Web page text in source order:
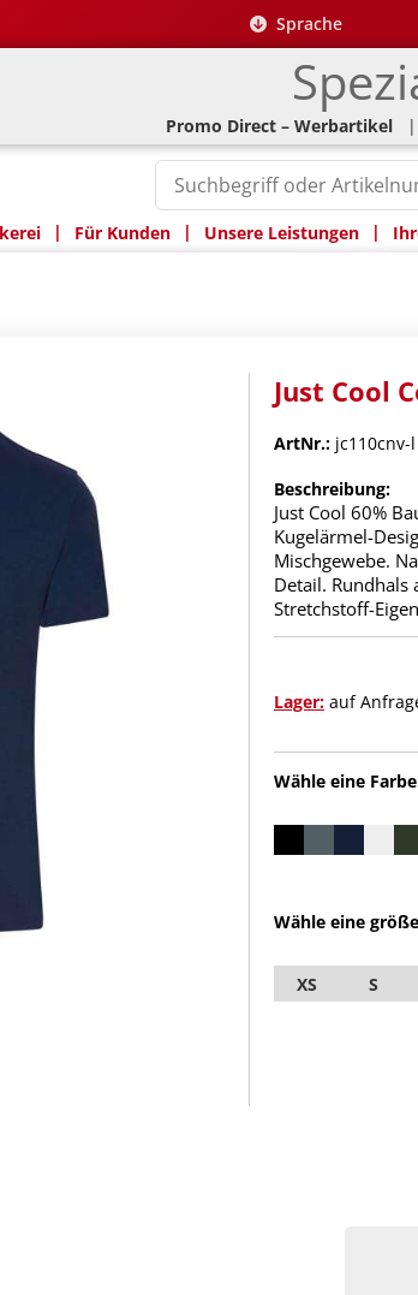
Sprache
Promo Direct – Werbartikel |
| Für Kunden | Unsere Leistungen |
Just Cool
ArtNr.: jc110cnv-l
Beschreibung:
Just Cool 60%
Kugelärmel-
Mischgewebe.
Detail. Rundhals
Stretchstoff-
Lager: auf
Wähle eine
Wähle eine
XS S